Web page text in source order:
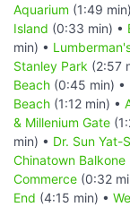
Aquarium (1:49
Island (0:33 min) •
min) •
Stanley Park (2:57
Beach (0:45 min) •
Beach (1:12 min) •
& Millenium Gate
min) • Dr. Sun Yat-
Chinatown Balkone
Commerce (0:32
End (4:15 min) •